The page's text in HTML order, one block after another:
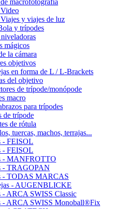
macrofotografía
y viajes de luz
y trípodes
mágicos
la cámara
objetivos
en forma de L / L-Brackets
del objetivo
de trípode/monópode
macro
para trípodes
de trípode
de rótula
tuercas, machos, terrajas...
- FEISOL
- FEISOL
- MANFROTTO
- TRAGOPAN
- TODAS MARCAS
- AUGENBLICKE
- ARCA SWISS Classic
- ARCA SWISS Monoball®Fix